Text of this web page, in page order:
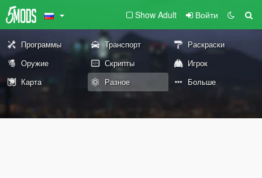
Show Adult Войти
Программы Транспорт
Раскраски
Оружие
Скрипты
Игрок
Карта
Разное Больше